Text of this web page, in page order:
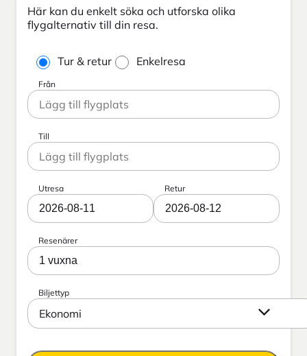
Här kan du enkelt söka och utforska olika
flygalternativ till din resa.
Tur & retur Enkelresa
Från
Till
Utresa
2026-08-11
Retur
2026-08-12
Resenärer
1 vuxna
Biljettyp
Ekonomi